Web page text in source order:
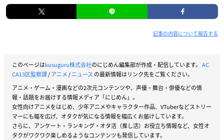
記事の内容について報告する
このページはkusuguru株式会社のにじめん編集部が作成・配信しています。 AC
CA13区監察課/アニメ/ニュース の最新情報はリンク先をご覧ください。
アニメ・ゲーム・漫画などの2次元コンテンツや、声優・舞台・俳優などの情
報・話題をお届けする情報メディア「にじめん」。
女性向けアニメをはじめ、少年アニメやキャラクター作品、VTuberなどストリー
マーにも幅を広げ、オタクが気になる情報を幅広くお届けしています。
さらに、アンケート・ランキング・オタ活（推し活）お役立ち情報など、女性オ
タクがワクワク楽しめるようなコンテンツも発信しています。